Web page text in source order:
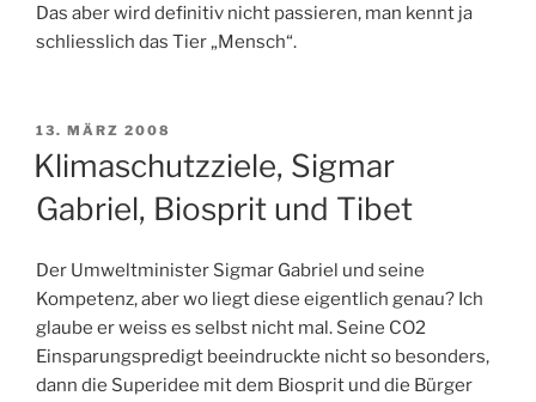
Das aber wird definitiv nicht passieren, man kennt ja
schliesslich das Tier „Mensch“.
VERÖFFENTLICHT
AM
13. MÄRZ 2008
Klimaschutzziele, Sigmar
Gabriel, Biosprit und Tibet
Der Umweltminister Sigmar Gabriel und seine
Kompetenz, aber wo liegt diese eigentlich genau? Ich
glaube er weiss es selbst nicht mal. Seine CO2
Einsparungspredigt beeindruckte nicht so besonders,
dann die Superidee mit dem Biosprit und die Bürger